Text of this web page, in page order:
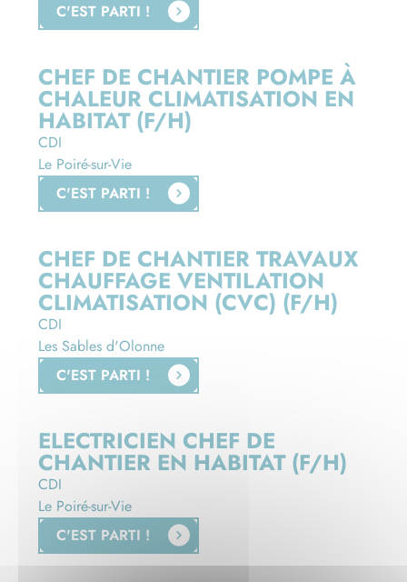
C'EST PARTI !
CHEF DE CHANTIER POMPE À
CHALEUR CLIMATISATION EN
HABITAT (F/H)
CDI
Le Poiré-sur-Vie
C'EST PARTI !
CHEF DE CHANTIER TRAVAUX
CHAUFFAGE VENTILATION
CLIMATISATION (CVC) (F/H)
CDI
Les Sables d'Olonne
C'EST PARTI !
ELECTRICIEN CHEF DE
CHANTIER EN HABITAT (F/H)
CDI
Le Poiré-sur-Vie
C'EST PARTI !